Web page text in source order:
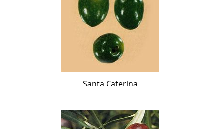
Santa Caterina